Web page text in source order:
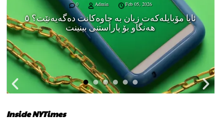
0 Admin Feb 05, 2026
ئایا مۆبایلەکەت زیان بە چاوەکانت دەگەیەنێت؟ ٥
هەنگاو بۆ پاراستنی بینینت
Inside NYTimes